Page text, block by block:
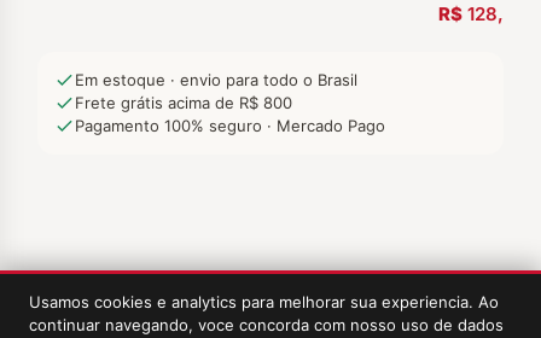
R$ 128,00
Em estoque · envio para todo o Brasil
Frete grátis acima de R$ 800
Pagamento 100% seguro · Mercado Pago
Usamos cookies e analytics para melhorar sua experiencia. Ao
continuar navegando, voce concorda com nosso uso de dados